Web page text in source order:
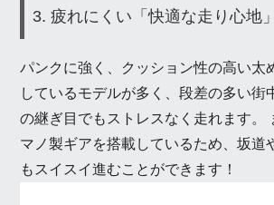
3. 疲れにくい「快適な走り心地」
パンクに強く、クッション性の高い太
しているモデルが多く、段差の多い街
の継ぎ目でもストレスなく走れます。
マノ製ギアを搭載しているため、坂道
もスイスイ進むことができます！